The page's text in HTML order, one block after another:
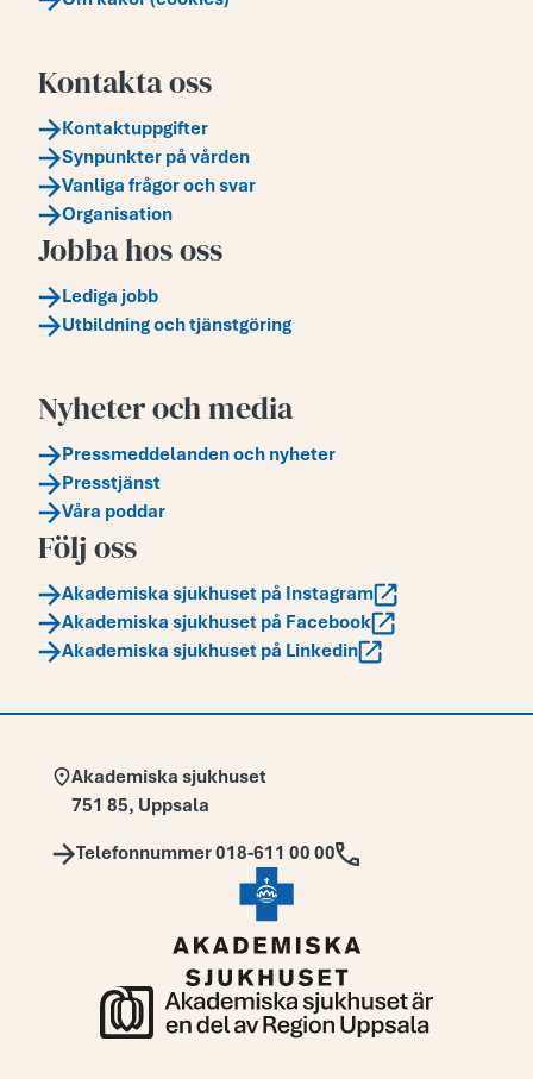
Kontakta oss
Kontaktuppgifter
Synpunkter på vården
Vanliga frågor och svar
Organisation
Jobba hos oss
Lediga jobb
Utbildning och tjänstgöring
Nyheter och media
Pressmeddelanden och nyheter
Presstjänst
Våra poddar
Följ oss
Akademiska sjukhuset på Instagram
Akademiska sjukhuset på Facebook
Akademiska sjukhuset på Linkedin
Adress:
Akademiska sjukhuset
751 85, Uppsala
Telefon:
Telefonnummer 018-611 00 00